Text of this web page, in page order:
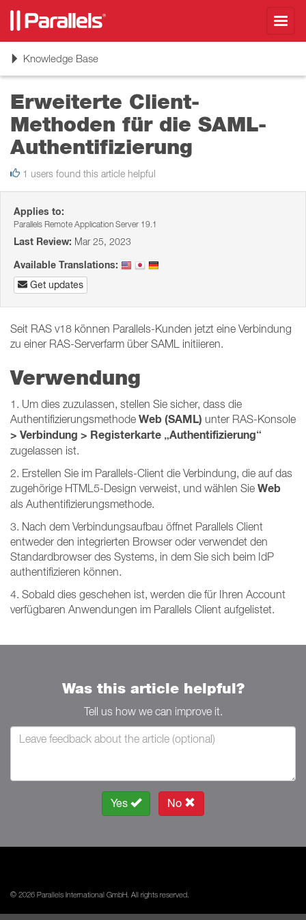
ToggleKnowledge Base
Erweiterte Client-
Methoden für die SAML-
Authentifizierung
1 users found this article helpful
Applies to:
Parallels Remote Application Server 19.1
Last Review: Mar 25, 2023
Available Translations:
Get updates
Seit RAS v18 können Parallels-Kunden jetzt eine Verbindung
zu einer RAS-Serverfarm über SAML initiieren.
Verwendung
1. Um dies zuzulassen, stellen Sie sicher, dass die
Authentifizierungsmethode Web (SAML) unter RAS-Konsole
> Verbindung > Registerkarte „Authentifizierung“
zugelassen ist.
2. Erstellen Sie im Parallels-Client die Verbindung, die auf das
zugehörige HTML5-Design verweist, und wählen Sie Web
als Authentifizierungsmethode.
3. Nach dem Verbindungsaufbau öffnet Parallels Client
entweder den integrierten Browser oder verwendet den
Standardbrowser des Systems, in dem Sie sich beim IdP
authentifizieren können.
4. Sobald dies geschehen ist, werden die für Ihren Account
verfügbaren Anwendungen im Parallels Client aufgelistet.
Was this article helpful?
Tell us how we can improve it.
Yes No
© 2026 Parallels International GmbH. All rights reserved.